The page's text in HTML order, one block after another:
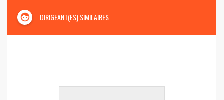
face DIRIGEANT(ES) SIMILAIRES